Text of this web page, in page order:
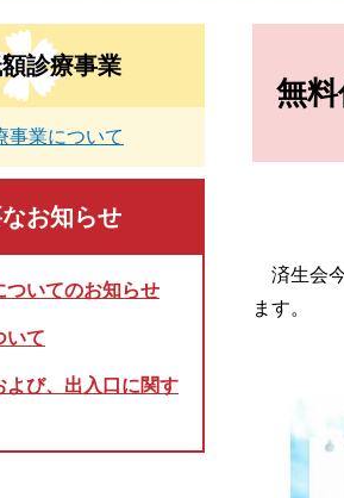
無
済生会
ます。
診療事業
事業について
お知らせ
ついてのお知らせ
いて
よび、出入口に関す